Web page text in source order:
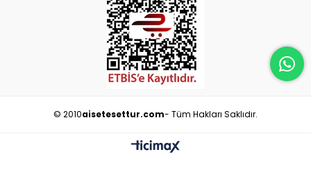
© 2010aisetesettur.com- Tüm Hakları Saklıdır.